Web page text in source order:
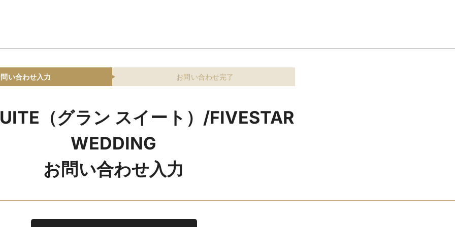
い合わせ入力 お問い合わせ完了
（グラン スイート）/FIVESTAR
WEDDING
お問い合わせ入力